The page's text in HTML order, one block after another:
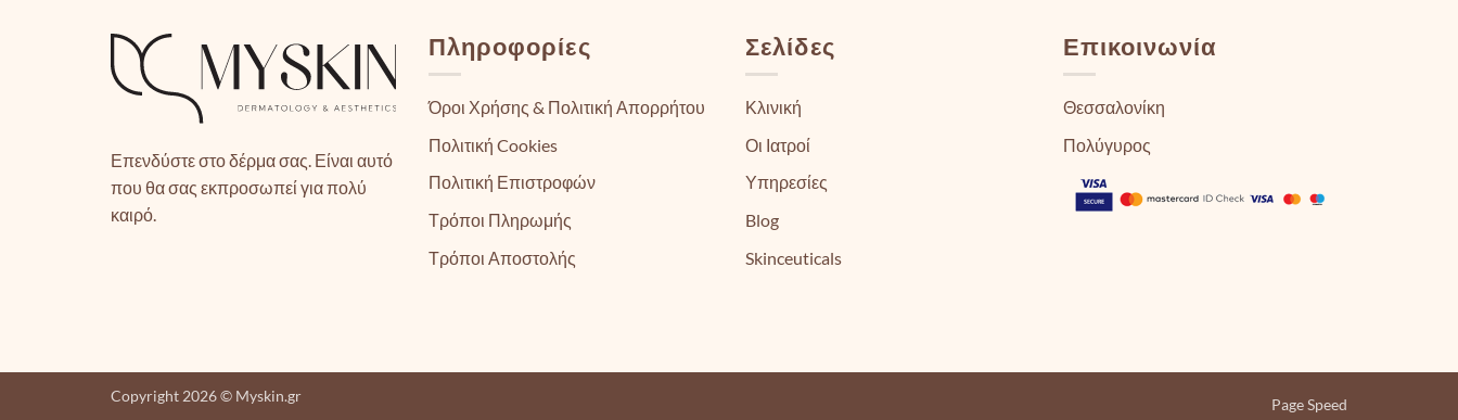
Επενδύστε στο δέρμα σας. Είναι αυτό
που θα σας εκπροσωπεί για πολύ
καιρό.
Πληροφορίες
Όροι Χρήσης & Πολιτική Απορρήτου
Πολιτική Cookies
Πολιτική Επιστροφών
Τρόποι Πληρωμής
Τρόποι Αποστολής
Σελίδες
Κλινική
Οι Ιατροί
Υπηρεσίες
Blog
Skinceuticals
Επικοινωνία
Θεσσαλονίκη
Πολύγυρος
Page Speed
Copyright 2026 © Myskin.gr